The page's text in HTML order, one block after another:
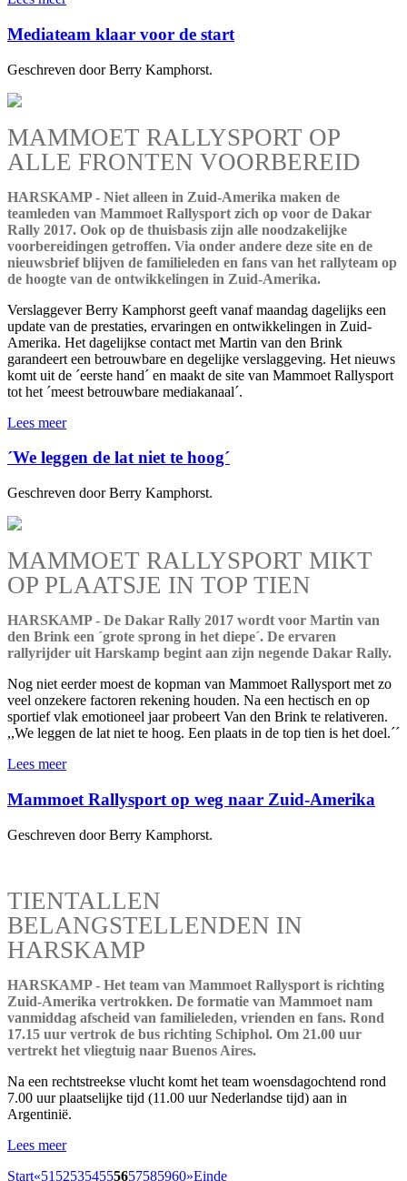
Mediateam klaar voor de start
Geschreven door Berry Kamphorst.
MAMMOET RALLYSPORT OP
ALLE FRONTEN VOORBEREID
HARSKAMP - Niet alleen in Zuid-Amerika maken de
teamleden van Mammoet Rallysport zich op voor de Dakar
Rally 2017. Ook op de thuisbasis zijn alle noodzakelijke
voorbereidingen getroffen. Via onder andere deze site en de
nieuwsbrief blijven de familieleden en fans van het rallyteam op
de hoogte van de ontwikkelingen in Zuid-Amerika.
Verslaggever Berry Kamphorst geeft vanaf maandag dagelijks een
update van de prestaties, ervaringen en ontwikkelingen in Zuid-
Amerika. Het dagelijkse contact met Martin van den Brink
garandeert een betrouwbare en degelijke verslaggeving. Het nieuws
komt uit de ´eerste hand´ en maakt de site van Mammoet Rallysport
tot het ´meest betrouwbare mediakanaal´.
Lees meer
´We leggen de lat niet te hoog´
Geschreven door Berry Kamphorst.
MAMMOET RALLYSPORT MIKT
OP PLAATSJE IN TOP TIEN
HARSKAMP - De Dakar Rally 2017 wordt voor Martin van
den Brink een ´grote sprong in het diepe´. De ervaren
rallyrijder uit Harskamp begint aan zijn negende Dakar Rally.
Nog niet eerder moest de kopman van Mammoet Rallysport met zo
veel onzekere factoren rekening houden. Na een hectisch en op
sportief vlak emotioneel jaar probeert Van den Brink te relativeren.
,,We leggen de lat niet te hoog. Een plaats in de top tien is het doel.´´
Lees meer
Mammoet Rallysport op weg naar Zuid-Amerika
Geschreven door Berry Kamphorst.
TIENTALLEN
BELANGSTELLENDEN IN
HARSKAMP
HARSKAMP - Het team van Mammoet Rallysport is richting
Zuid-Amerika vertrokken. De formatie van Mammoet nam
vanmiddag afscheid van familieleden, vrienden en fans. Rond
17.15 uur vertrok de bus richting Schiphol. Om 21.00 uur
vertrekt het vliegtuig naar Buenos Aires.
Na een rechtstreekse vlucht komt het team woensdagochtend rond
7.00 uur plaatselijke tijd (11.00 uur Nederlandse tijd) aan in
Argentinië.
Lees meer
Start«51 525354555657585960»Einde